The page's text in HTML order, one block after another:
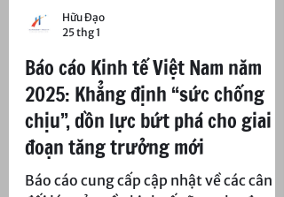
25 thg 1
Báo cáo Kinh tế Việt Nam năm
2025: Khẳng định “sức chống
chịu”, dồn lực bứt phá cho giai
đoạn tăng trưởng mới